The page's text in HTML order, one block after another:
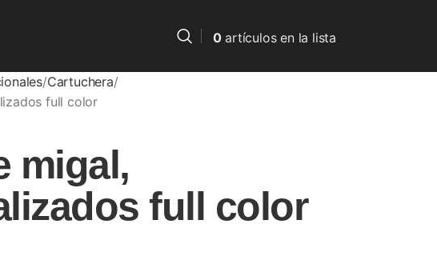
0artículosen la lista
Cartuchera
full color
migal,
full color